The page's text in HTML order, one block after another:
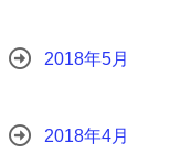
2018年5月
2018年4月